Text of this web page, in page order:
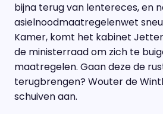
bijna terug van lentereces, en
asielnoodmaatregelenwet
Kamer, komt het kabinet
de ministerraad om zich te
maatregelen. Gaan deze de
terugbrengen? Wouter de
schuiven aan.